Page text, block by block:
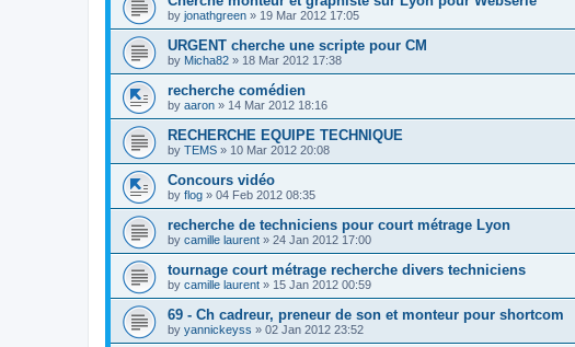
by jonathgreen » 19 Mar 2012 17:05
URGENT cherche une scripte pour CM
by Micha82 » 18 Mar 2012 17:38
recherche comédien
by aaron » 14 Mar 2012 18:16
RECHERCHE EQUIPE TECHNIQUE
by TEMS » 10 Mar 2012 20:08
Concours vidéo
by flog » 04 Feb 2012 08:35
recherche de techniciens pour court métrage Lyon
by camille laurent » 24 Jan 2012 17:00
tournage court métrage recherche divers techniciens
by camille laurent » 15 Jan 2012 00:59
69 - Ch cadreur, preneur de son et monteur pour shortcom
by yannickeyss » 02 Jan 2012 23:52